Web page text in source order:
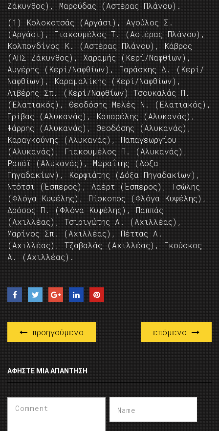
Ζάκυνθος), Μαρούδας (Αστέρας Πλάνου).
(1) Κολοκοτσάς (Αργάσι), Αγούλος Σ.
(Αργάσι), Γιακουμέλος Τ. (Αστέρας Πλάνου),
Κολπονδίνος Κ. (Αστέρας Πλάνου), Κάβρος
(ΑΠΣ Ζάκυνθος), Χαραμής (Κερί/Ναφθίων),
Αυγέρης (Κερί/Ναφθίων), Παράσχης Δ. (Κερί/
Ναφθίων), Καραμαλίκης (Κερί/Ναφθίων),
Λιβέρης Σπ. (Κερί/Ναφθίων) Τσουκαλάς Π.
(Ελατιακός), Θεοδόσης Μελές Ν. (Ελατιακός),
Γρίβας (Αλυκανάς), Καπαρέλης (Αλυκανάς),
Ψάρρης (Αλυκανάς), Θεοδόσης (Αλυκανάς),
Καραγκούνης (Αλυκανάς), Παπαγεωργίου
(Αλυκανάς), Γιακουμέλος Π. (Αλυκανάς),
Ραπάϊ (Αλυκανάς), Μωραΐτης (Δόξα
Πηγαδακίων), Κορφιάτης (Δόξα Πηγαδακίων),
Ντότσι (Έσπερος), Λαέρτ (Έσπερος), Τσώλης
(Φλόγα Κυψέλης), Πίσκοπος (Φλόγα Κυψέλης),
Δρόσος Π. (Φλόγα Κυψέλης), Παππάς
(Αχιλλέας), Τσιριγώτης Α. (Αχιλλέας),
Μαρίνος Σπ. (Αχιλλέας), Πέττας Λ.
(Αχιλλέας), Τζαβαλάς (Αχιλλέας), Γκούσκος
Α. (Αχιλλέας).
προηγούμενο επόμενο
ΑΦΉΣΤΕ ΜΙΑ ΑΠΆΝΤΗΣΗ